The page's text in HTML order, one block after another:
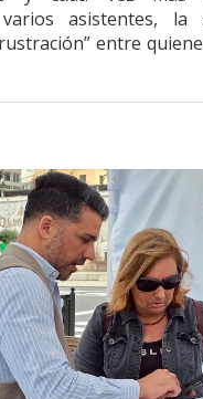
asistentes, la
entre